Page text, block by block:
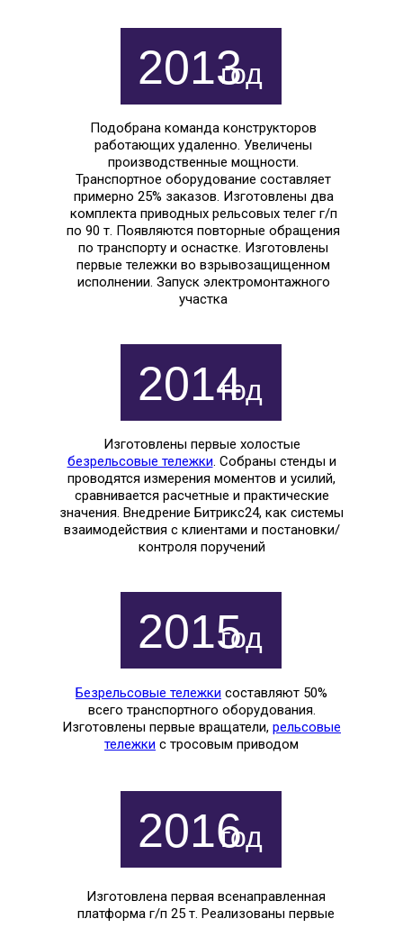
2013год
Подобрана команда конструкторов
работающих удаленно. Увеличены
производственные мощности.
Транспортное оборудование составляет
примерно 25% заказов. Изготовлены два
комплекта приводных рельсовых телег г/п
по 90 т. Появляются повторные обращения
по транспорту и оснастке. Изготовлены
первые тележки во взрывозащищенном
исполнении. Запуск электромонтажного
участка
2014год
Изготовлены первые холостые
безрельсовые тележки. Собраны стенды и
проводятся измерения моментов и усилий,
сравнивается расчетные и практические
значения. Внедрение Битрикс24, как системы
взаимодействия с клиентами и постановки/
контроля поручений
2015год
Безрельсовые тележки составляют 50%
всего транспортного оборудования.
Изготовлены первые вращатели, рельсовые
тележки с тросовым приводом
2016год
Изготовлена первая всенаправленная
платформа г/п 25 т. Реализованы первые